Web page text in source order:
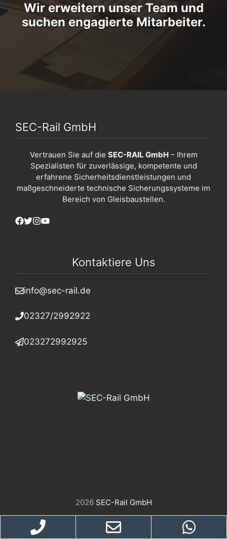
Wir erweitern unser Team und
suchen engagierte Mitarbeiter.
SEC-Rail GmbH
Vertrauen Sie auf die SEC-RAIL GmbH– Ihrem
Spezialisten für zuverlässige, kompetente und
erfahrene Sicherheitsdienstleistungen und
maßgeschneiderte technische Sicherungssysteme im
Bereich von Gleisbaustellen.
Kontaktiere Uns
info@sec-rail.de
02327/2992922
023272992925
2026 SEC-Rail GmbH